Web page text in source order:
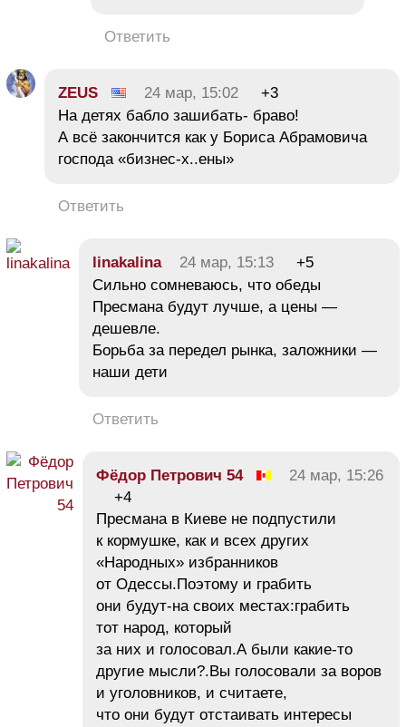
Ответить
ZEUS 24 мар, 15:02
+3
На детях бабло зашибать- браво!
А всё закончится как у Бориса Абрамовича
господа «бизнес-х..ены»
Ответить
linakalina 24 мар, 15:13
+5
Сильно сомневаюсь, что обеды
Пресмана будут лучше, а цены —
дешевле.
Борьба за передел рынка, заложники —
наши дети
Ответить
Фёдор Петрович 54
24 мар, 15:26
+4
Пресмана в Киеве не подпустили
к кормушке, как и всех других
«Народных» избранников
от Одессы.Поэтому и грабить
они будут-на своих местах:грабить
тот народ, который
за них и голосовал.А были какие-то
другие мысли?.Вы голосовали за воров
и уголовников, и считаете,
что они будут отстаивать интересы